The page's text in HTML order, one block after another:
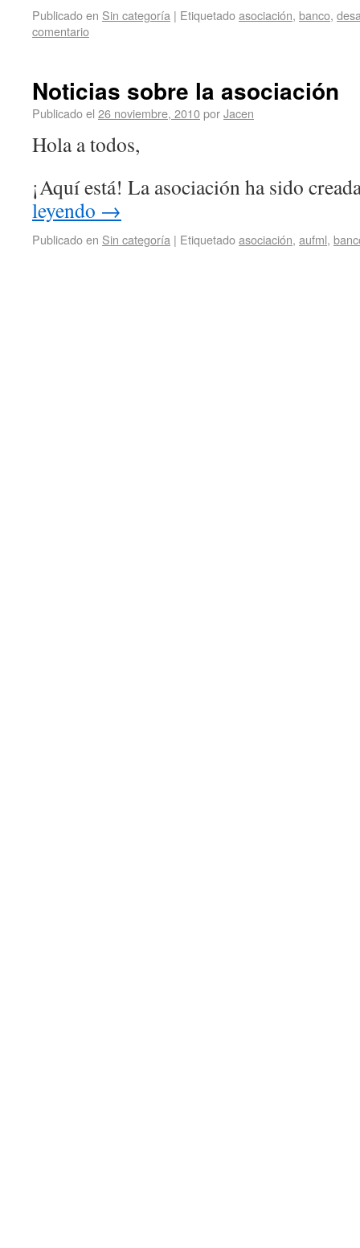
Publicado en Sin categoría | Etiquetadoasociación, banco,
comentario
Noticias sobre la asociación
Publicado el 26 noviembre, 2010porJacen
Hola a todos,
¡Aquí está! La asociación ha sido
leyendo →
Publicado en Sin categoría | Etiquetadoasociación, aufml,